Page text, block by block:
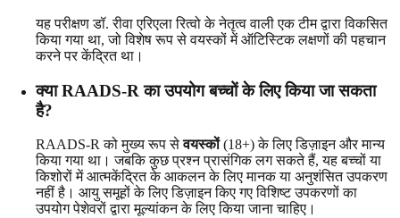
यह परीक्षण डॉ. रीवा एरिएला रित्वो के नेतृत्व वाली एक टीम द्वारा विकसित
किया गया था, जो विशेष रूप से वयस्कों में ऑटिस्टिक लक्षणों की पहचान
करने पर केंद्रित था।
क्या RAADS-R का उपयोग बच्चों के लिए किया जा सकता
है?
RAADS-R को मुख्य रूप सेवयस्कों(18+) के लिए डिज़ाइन और मान्य
किया गया था। जबकि कुछ प्रश्न प्रासंगिक लग सकते हैं, यह बच्चों या
किशोरों में आत्मकेंद्रित के आकलन के लिए मानक या अनुशंसित उपकरण
नहीं है। आयु समूहों के लिए डिज़ाइन किए गए विशिष्ट उपकरणों का
उपयोग पेशेवरों द्वारा मूल्यांकन के लिए किया जाना चाहिए।